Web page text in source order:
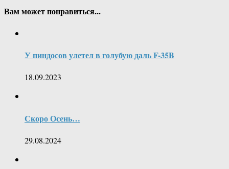
Вам может понравиться...
У пиндосов улетел в голубую даль F-35B
18.09.2023
Скоро Осень…
29.08.2024